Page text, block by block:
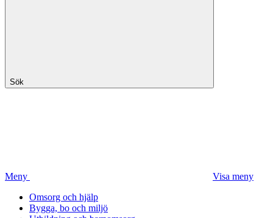
Sök
Meny
Visa meny
Omsorg och hjälp
Bygga, bo och miljö